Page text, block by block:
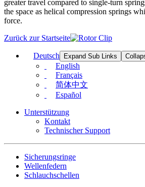
greater travel compared to single-turn
the space as helical compression springs
force.
Zurück zur Startseite
Deutsch Expand Sub Links
English
Français
简体中文
Español
Unterstützung
Kontakt
Technischer Support
Sicherungsringe
Wellenfedern
Schlauchschellen